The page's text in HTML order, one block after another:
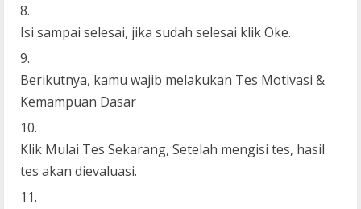
Isi sampai selesai, jika sudah selesai klik Oke.
Berikutnya, kamu wajib melakukan Tes Motivasi &
Kemampuan Dasar
Klik Mulai Tes Sekarang, Setelah mengisi tes, hasil
tes akan dievaluasi.